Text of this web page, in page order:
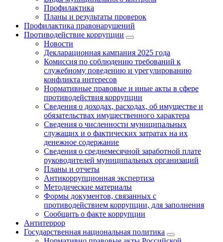
Профилактика
Планы и результаты проверок
Профилактика правонарушений
Противодействие коррупции
Новости
Декларационная кампания 2025 года
Комиссия по соблюдению требований к
служебному поведению и урегулированию
конфликта интересов
Нормативные правовые и иные акты в сфере
противодействия коррупции
Сведения о доходах, расходах, об имуществе и
обязательствах имущественного характера
Сведения о численности муниципальных
служащих и о фактических затратах на их
денежное содержание
Сведения о среднемесячной заработной плате
руководителей муниципальных организаций
Планы и отчеты
Антикоррупционная экспертиза
Методические материалы
Формы документов, связанных с
противодействием коррупции, для заполнения
Сообщить о факте коррупции
Антитеррор
Государственная национальная политика